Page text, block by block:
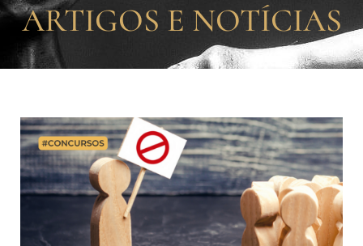
ARTIGOS E NOTÍCIAS